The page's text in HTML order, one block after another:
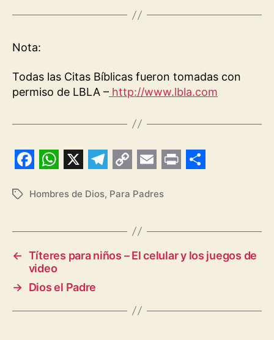
Nota:
Todas las Citas Bíblicas fueron tomadas con
permiso de LBLA – http://www.lbla.com
a
e
b
o
k
h
t
s
A
p
p
e
e
g
a
m
o
y
L
k
m
i
l
r
n
t
r
e
Etiquetas
Hombres de Dios, Para Padres
← Títeres para niños – El celular y los juegos de
video
→ Dios el Padre